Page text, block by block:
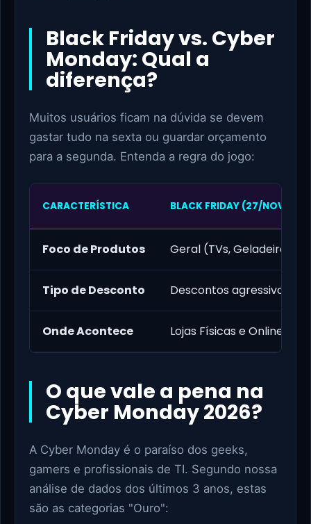
Black Friday vs. Cyber
Monday: Qual a
diferença?
Muitos usuários ficam na dúvida se devem
gastar tudo na sexta ou guardar orçamento
para a segunda. Entenda a regra do jogo:
CARACTERÍSTICA BLACK FRIDAY (27/NOV)
Foco de Produtos Geral (TVs, Geladeiras,
Tipo de Desconto Descontos agressivos
Onde Acontece Lojas Físicas e Online.
O que vale a pena na
Cyber Monday 2026?
A Cyber Monday é o paraíso dos geeks,
gamers e profissionais de TI. Segundo nossa
análise de dados dos últimos 3 anos, estas
são as categorias "Ouro":